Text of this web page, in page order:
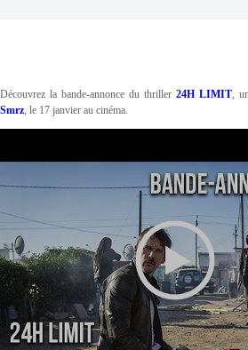
Découvrez la bande-annonce du thriller24H LIMIT,
Smrz, le 17 janvier au cinéma.